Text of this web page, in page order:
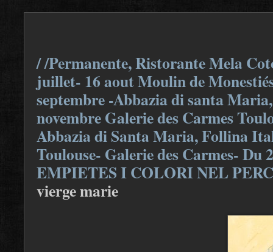
/ /Permanente, Ristorante Mela
juillet- 16 aout Moulin de
septembre -Abbazia di santa
novembre Galerie des Carmes
Abbazia di Santa Maria, Follina
Toulouse- Galerie des Carmes- Du
EMPIETES I COLORI NEL
vierge marie